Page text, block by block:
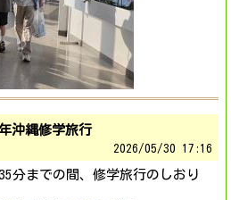
沖縄修学旅行
2026/05/30 17:16
分までの間、修学旅行のしおり